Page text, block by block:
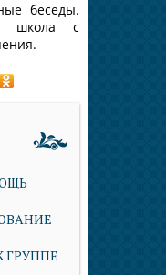
беседы.
школа с
ГРУППЕ